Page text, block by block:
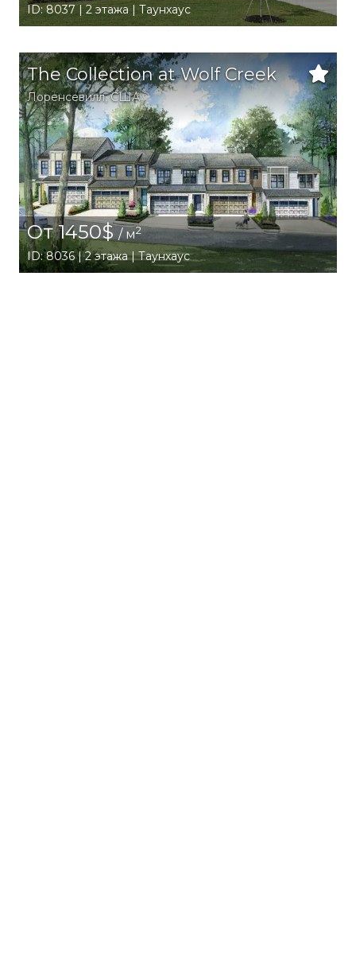
ID: 8037 | 2 этажа | Таунхаус
The Collection at Wolf Creek
Лоренсевилл,США
От 1450$/ м2
ID: 8036 | 2 этажа | Таунхаус